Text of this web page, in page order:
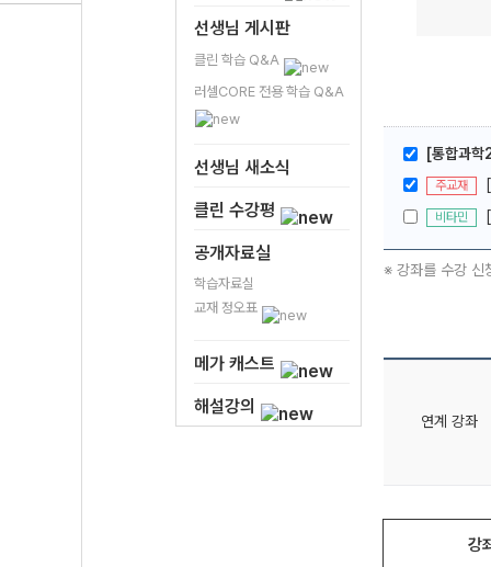
선생님 게시판
클린 학습 Q&A
러셀CORE 전용 학습 Q&A
선생님 새소식
클린 수강평
공개자료실
학습자료실
교재 정오표
메가 캐스트
해설강의
[통합과학
주교재
비타민
※ 강좌를 수강 신
연계 강좌
강